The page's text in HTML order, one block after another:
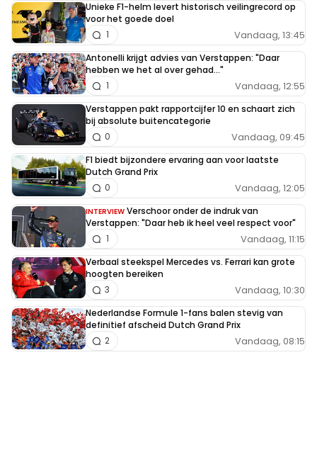
Unieke F1-helm levert historisch veilingrecord op
voor het goede doel
Vandaag, 13:45
1
Antonelli krijgt advies van Verstappen: "Daar
hebben we het al over gehad..."
Vandaag, 12:55
1
Verstappen pakt rapportcijfer 10 en schaart zich
bij absolute buitencategorie
Vandaag, 09:45
0
F1 biedt bijzondere ervaring aan voor laatste
Dutch Grand Prix
Vandaag, 12:05
0
INTERVIEW Verschoor onder de indruk van
Verstappen: "Daar heb ik heel veel respect voor"
Vandaag, 11:15
1
Verbaal steekspel Mercedes vs. Ferrari kan grote
hoogten bereiken
Vandaag, 10:30
3
Nederlandse Formule 1-fans balen stevig van
definitief afscheid Dutch Grand Prix
Vandaag, 08:15
2